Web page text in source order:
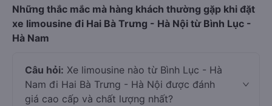
Những thắc mắc mà hàng khách thường gặp khi đặt
xe limousine đi Hai Bà Trưng - Hà Nội từ Bình Lục -
Hà Nam
Câu hỏi: Xe limousine nào từ Bình Lục - Hà
Nam đi Hai Bà Trưng - Hà Nội được đánh
giá cao cấp và chất lượng nhất?